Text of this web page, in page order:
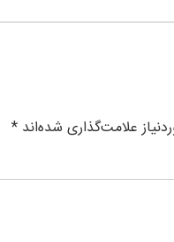
علامت‌گذاری شده‌اند *